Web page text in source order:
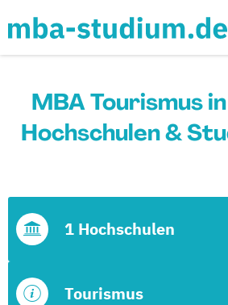
MBA Tourismus
Hochschulen &
Tourismus
1 Hochschulen